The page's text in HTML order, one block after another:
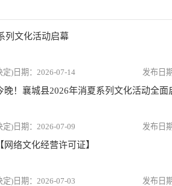
列文化活动启幕
2026-07-14
晚！襄城县2026年消夏系列文化活动全面
2026-07-09
络文化经营许可证】
2026-07-03